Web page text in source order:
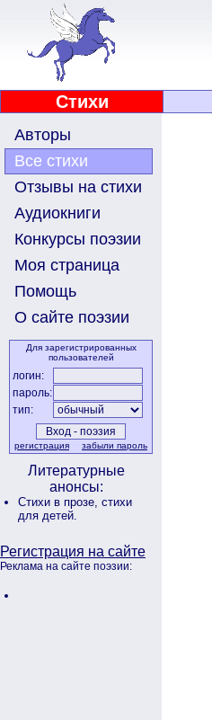
Стихи
Авторы
Все стихи
Отзывы на стихи
Аудиокниги
Конкурсы поэзии
Моя страница
Помощь
О сайте поэзии
Для зарегистрированных
пользователей
логин:
пароль:
тип:
регистрация забыли пароль
Литературные
анонсы:
Стихи в прозе, стихи
для детей.
Регистрация на сайте
Реклама на сайте поэзии: